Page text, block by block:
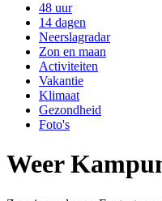
48 uur
14 dagen
Neerslagradar
Zon en maan
Activiteiten
Vakantie
Klimaat
Gezondheid
Foto's
Weer